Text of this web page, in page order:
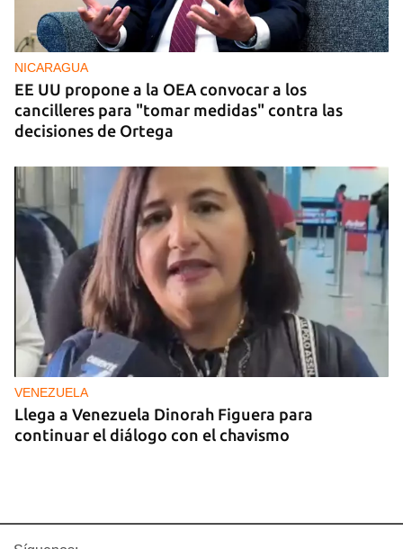
NICARAGUA
EE UU propone a la OEA convocar a los
cancilleres para "tomar medidas" contra las
decisiones de Ortega
VENEZUELA
Llega a Venezuela Dinorah Figuera para
continuar el diálogo con el chavismo